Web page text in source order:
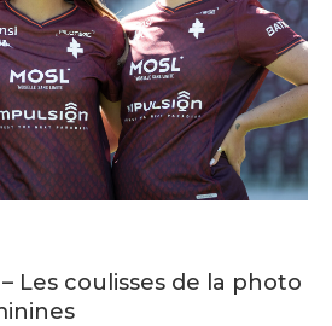
Les coulisses de la photo